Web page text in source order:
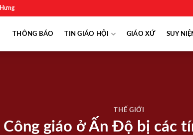
THÔNG BÁO TIN GIÁO HỘI GIÁO XỨ SUY
THẾ GIỚI
giáo ở Ấn Độ bị các